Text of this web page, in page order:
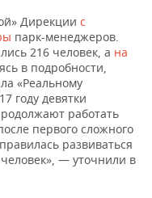
Дирекции с
парк-менеджеров.
216 человек, а на
в подробности,
«Реальному
году девятки
работать
первого сложного
развиваться
— уточнили в